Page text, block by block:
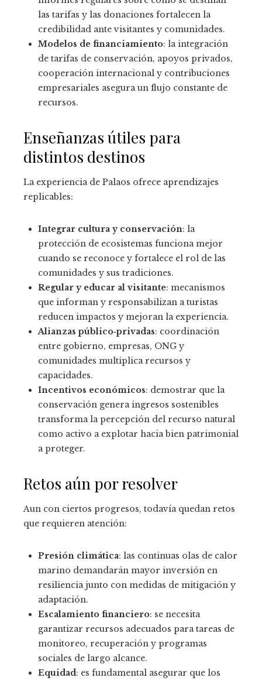
las tarifas y las donaciones fortalecen la
credibilidad ante visitantes y comunidades.
Modelos de financiamiento: la integración
de tarifas de conservación, apoyos privados,
cooperación internacional y contribuciones
empresariales asegura un flujo constante de
recursos.
Enseñanzas útiles para
distintos destinos
La experiencia de Palaos ofrece aprendizajes
replicables:
Integrar cultura y conservación: la
protección de ecosistemas funciona mejor
cuando se reconoce y fortalece el rol de las
comunidades y sus tradiciones.
Regular y educar al visitante: mecanismos
que informan y responsabilizan a turistas
reducen impactos y mejoran la experiencia.
Alianzas público‑privadas: coordinación
entre gobierno, empresas, ONG y
comunidades multiplica recursos y
capacidades.
Incentivos económicos: demostrar que la
conservación genera ingresos sostenibles
transforma la percepción del recurso natural
como activo a explotar hacia bien patrimonial
a proteger.
Retos aún por resolver
Aun con ciertos progresos, todavía quedan retos
que requieren atención:
Presión climática: las continuas olas de calor
marino demandarán mayor inversión en
resiliencia junto con medidas de mitigación y
adaptación.
Escalamiento financiero: se necesita
garantizar recursos adecuados para tareas de
monitoreo, recuperación y programas
sociales de largo alcance.
Equidad: es fundamental asegurar que los